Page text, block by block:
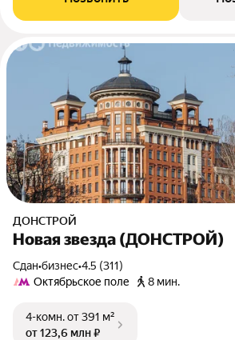
ДОНСТРОЙ
Новая звезда (ДОНСТРОЙ)
Сдан•бизнес•4.5 (311)
Октябрьское поле
8 мин.
4-комн.от 391 м²
от 123,6 млн ₽